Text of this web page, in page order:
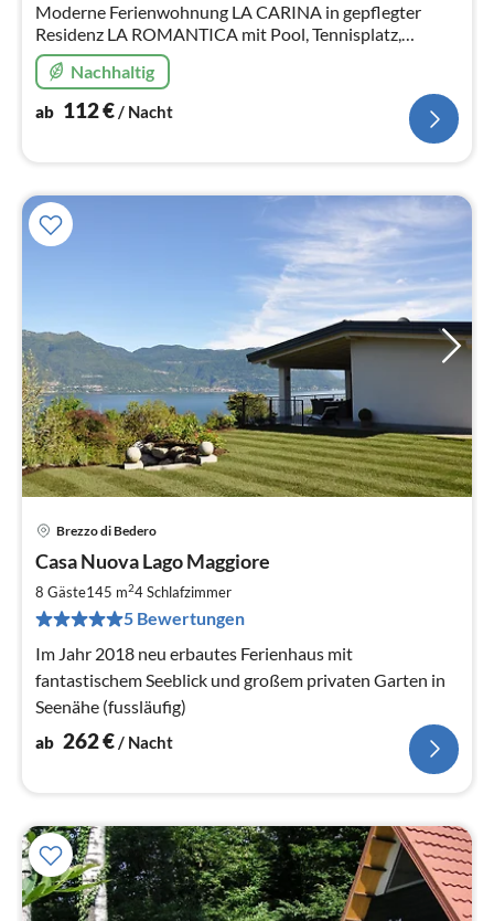
Moderne Ferienwohnung LA CARINA in gepflegter
Residenz LA ROMANTICA mit Pool, Tennisplatz,
privater Garage und zwei Terrassen mit fantastischem
See- und Panoramablick!
Nachhaltig
ab 112€/ Nacht
Brezzo di Bedero
Casa Nuova Lago Maggiore
8 Gäste145 m24Schlafzimmer
5 Bewertungen
Im Jahr 2018 neu erbautes Ferienhaus mit
fantastischem Seeblick und großem privaten Garten in
Seenähe (fussläufig)
ab 262€/ Nacht